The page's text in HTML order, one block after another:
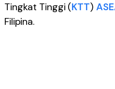
Tingkat Tinggi (KTT)
Filipina.